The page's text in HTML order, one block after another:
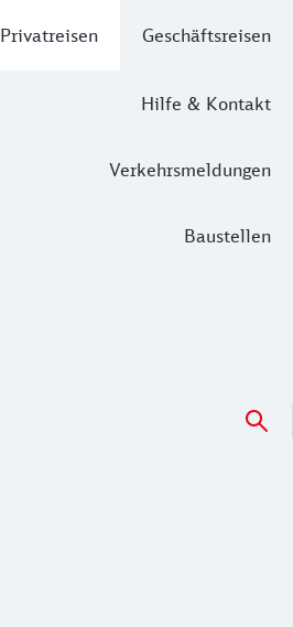
Privatreisen Geschäftsreisen
Hilfe & Kontakt
Verkehrsmeldungen
Baustellen